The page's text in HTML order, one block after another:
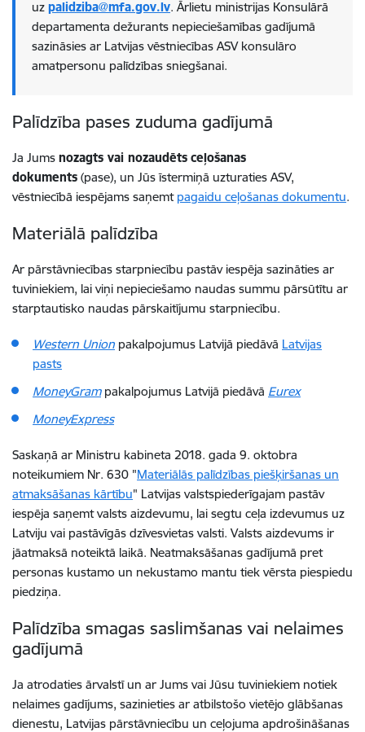
uz palidziba@mfa.gov.lv. Ārlietu ministrijas Konsulārā
departamenta dežurants nepieciešamības gadījumā
sazināsies ar Latvijas vēstniecības ASV konsulāro
amatpersonu palīdzības sniegšanai.
Palīdzība pases zuduma gadījumā
Ja Jums nozagts vai nozaudēts ceļošanas
dokuments (pase), un Jūs īstermiņā uzturaties ASV,
vēstniecībā iespējams saņemt pagaidu ceļošanas dokumentu.
Materiālā palīdzība
Ar pārstāvniecības starpniecību pastāv iespēja sazināties ar
tuviniekiem, lai viņi nepieciešamo naudas summu pārsūtītu ar
starptautisko naudas pārskaitījumu starpniecību.
Western Union pakalpojumus Latvijā piedāvā Latvijas
pasts
MoneyGrampakalpojumus Latvijā piedāvā Eurex
MoneyExpress
Saskaņā ar Ministru kabineta 2018. gada 9. oktobra
noteikumiem Nr. 630 "Materiālās palīdzības piešķiršanas un
atmaksāšanas kārtību" Latvijas valstspiederīgajam pastāv
iespēja saņemt valsts aizdevumu, lai segtu ceļa izdevumus uz
Latviju vai pastāvīgās dzīvesvietas valsti. Valsts aizdevums ir
jāatmaksā noteiktā laikā. Neatmaksāšanas gadījumā pret
personas kustamo un nekustamo mantu tiek vērsta piespiedu
piedziņa.
Palīdzība smagas saslimšanas vai nelaimes
gadījumā
Ja atrodaties ārvalstī un ar Jums vai Jūsu tuviniekiem notiek
nelaimes gadījums, sazinieties ar atbilstošo vietējo glābšanas
dienestu, Latvijas pārstāvniecību un ceļojuma apdrošināšanas